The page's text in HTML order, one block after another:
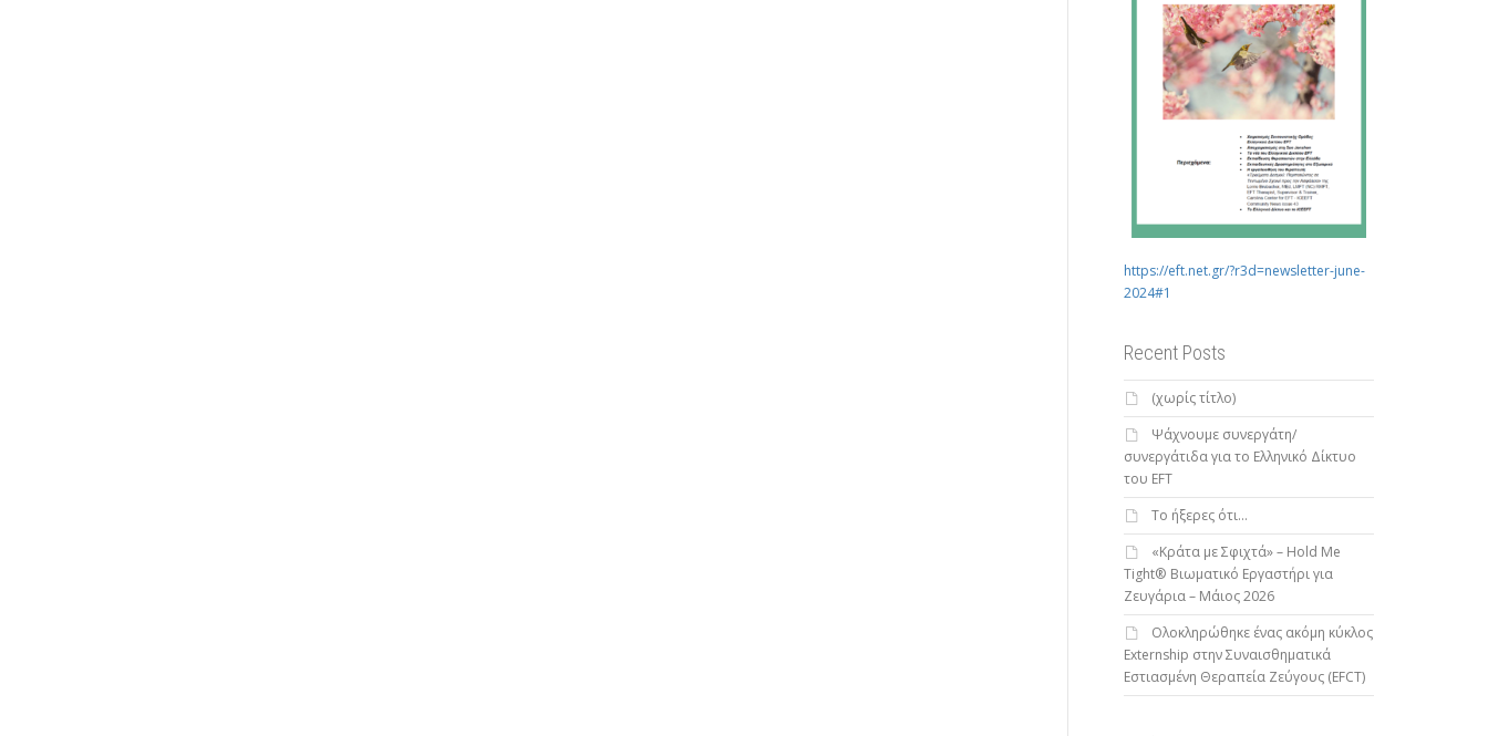
https://eft.net.gr/?r3d=newsletter-june-
2024#1
Recent Posts
(χωρίς τίτλο)
Ψάχνουμε συνεργάτη/
συνεργάτιδα για το Ελληνικό Δίκτυο
του EFT
To ήξερες ότι…
«Κράτα με Σφιχτά» – Hold Me
Tight® Βιωματικό Εργαστήρι για
Ζευγάρια – Μάιος 2026
Ολοκληρώθηκε ένας ακόμη κύκλος
Externship στην Συναισθηματικά
Εστιασμένη Θεραπεία Ζεύγους (EFCT)